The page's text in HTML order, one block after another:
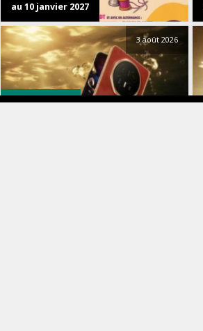
au 10 janvier 2027
3 août 2026
Smartphones